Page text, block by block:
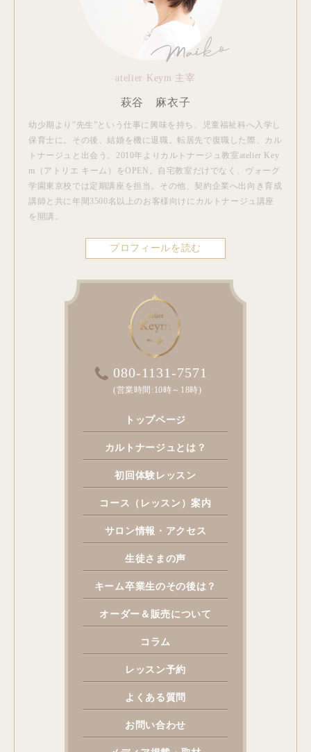
atelier Keym 主宰
萩谷 麻衣子
幼少期より”先生”という仕事に興味を持ち、児童福祉科へ入学し
保育士に。その後、結婚を機に退職。転居先で復職した際、カル
トナージュと出会う。2010年よりカルトナージュ教室atelier Key
m（アトリエ キーム）をOPEN。自宅教室だけでなく、ヴォーグ
学園東京校では定期講座を担当。その他、契約企業へ出向き育成
講師と共に年間3500名以上のお客様向けにカルトナージュ講座
を開講。
プロフィールを読む
080-1131-7571
(営業時間:10時～18時)
トップページ
カルトナージュとは？
初回体験レッスン
コース（レッスン）案内
サロン情報・アクセス
生徒さまの声
キーム卒業生のその後は？
オーダー＆販売について
コラム
レッスン予約
よくある質問
お問い合わせ